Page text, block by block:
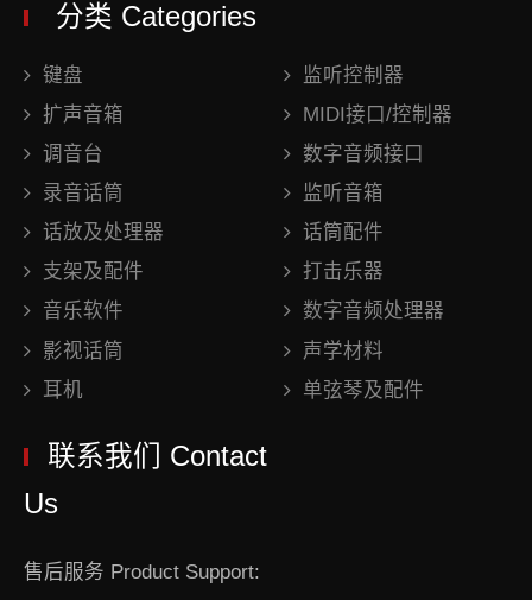
分类 Categories
键盘
监听控制器
扩声音箱
MIDI接口/控制器
调音台
数字音频接口
录音话筒
监听音箱
话放及处理器
话筒配件
支架及配件
打击乐器
音乐软件
数字音频处理器
影视话筒
声学材料
耳机
单弦琴及配件
联系我们 Contact
Us
售后服务 Product Support: